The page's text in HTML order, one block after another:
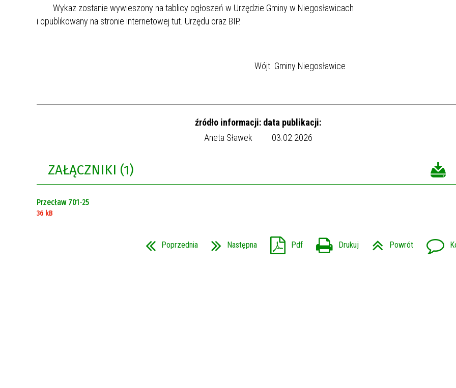
Wykaz zostanie wywieszony na tablicy ogłoszeń w Urzędzie Gminy w Niegosławicach
i opublikowany na stronie internetowej tut. Urzędu oraz BIP.
Wójt Gminy Niegosławice
źródło informacji: data publikacji:
Aneta Sławek
03.02.2026
ZAŁĄCZNIKI (1)
Przecław 701-25
36 kB
Poprzednia Następna Pdf Drukuj Powrót